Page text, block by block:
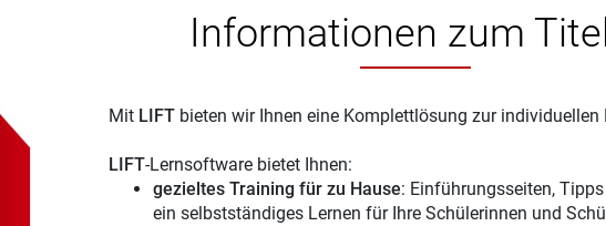
Informationen zum Titel
Mit LIFT bieten wir Ihnen eine Komplettlösung zur
LIFT-Lernsoftware bietet Ihnen:
gezieltes Training für zu Hause: Einführungsseiten,
ein selbstständiges Lernen für Ihre Schülerinnen und